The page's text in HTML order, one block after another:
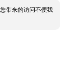
带来的访问不便我